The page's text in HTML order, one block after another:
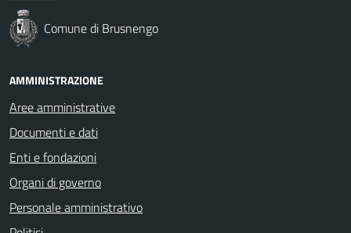
Comune di Brusnengo
AMMINISTRAZIONE
Aree amministrative
Documenti e dati
Enti e fondazioni
Organi di governo
Personale amministrativo